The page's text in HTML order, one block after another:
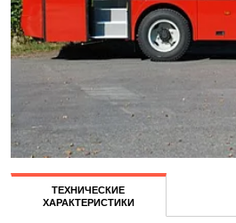
ТЕХНИЧЕСКИЕ
ХАРАКТЕРИСТИКИ